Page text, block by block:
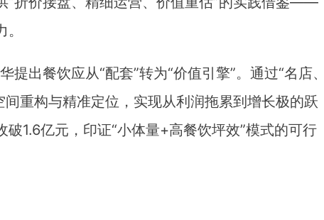
出餐饮应从“配套”转为“价值引擎”。通过“名店、
重构与精准定位，实现从利润拖累到增长极的跃
1.6亿元，印证“小体量+高餐饮坪效”模式的可行